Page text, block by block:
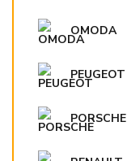
OMODA
PEUGEOT
PORSCHE